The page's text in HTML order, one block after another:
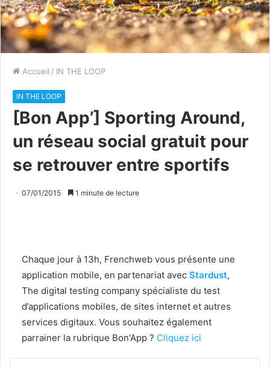
Accueil / IN THE LOOP
IN THE LOOP
[Bon App’] Sporting Around,
un réseau social gratuit pour
se retrouver entre sportifs
07/01/2015 1 minute de lecture
Chaque jour à 13h, Frenchweb vous présente une
application mobile, en partenariat avec Stardust,
The digital testing company spécialiste du test
d’applications mobiles, de sites internet et autres
services digitaux. Vous souhaitez également
parrainer la rubrique Bon'App ? Cliquez ici